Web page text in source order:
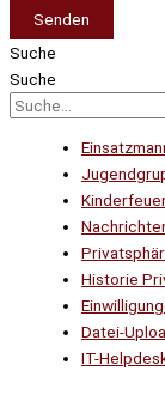
Senden
Suche
Suche
Historie
Datei-
IT-